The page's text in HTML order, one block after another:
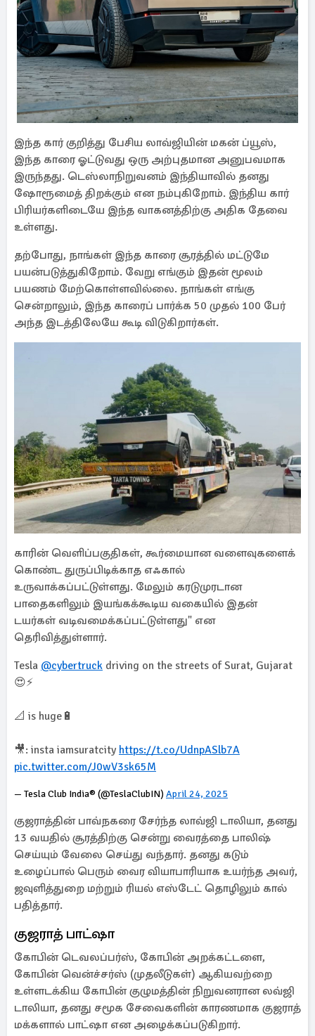
இந்த கார் குறித்து பேசிய லாவ்ஜியின் மகன் ப்யூஸ்,
இந்த காரை ஓட்டுவது ஒரு அற்புதமான அனுபவமாக
இருந்தது. டெஸ்லாநிறுவனம் இந்தியாவில் தனது
ஷோரூமைத் திறக்கும் என நம்புகிறோம். இந்திய கார்
பிரியர்களிடையே இந்த வாகனத்திற்கு அதிக தேவை
உள்ளது.
தற்போது, ​​நாங்கள் இந்த காரை சூரத்தில் மட்டுமே
பயன்படுத்துகிறோம். வேறு எங்கும் இதன் மூலம்
பயணம் மேற்கொள்ளவில்லை. நாங்கள் எங்கு
சென்றாலும், இந்த காரைப் பார்க்க 50 முதல் 100 பேர்
அந்த இடத்திலேயே கூடி விடுகிறார்கள்.
காரின் வெளிப்பகுதிகள், கூர்மையான வளைவுகளைக்
கொண்ட துருப்பிடிக்காத எஃகால்
உருவாக்கப்பட்டுள்ளது. மேலும் கரடுமுரடான
பாதைகளிலும் இயங்கக்கூடிய வகையில் இதன்
டயர்கள் வடிவமைக்கப்பட்டுள்ளது" என
தெரிவித்துள்ளார்.
Tesla @cybertruck driving on the streets of Surat, Gujarat
😍⚡
📐 is huge🔋
🎥: insta iamsuratcity https://t.co/UdnpASlb7A
pic.twitter.com/J0wV3sk65M
— Tesla Club India® (@TeslaClubIN) April 24, 2025
குஜராத்தின் பாவ்நகரை சேர்ந்த லாவ்ஜி டாலியா, தனது
13 வயதில் சூரத்திற்கு சென்று வைரத்தை பாலிஷ்
செய்யும் வேலை செய்து வந்தார். தனது கடும்
உழைப்பால் பெரும் வைர வியாபாரியாக உயர்ந்த அவர்,
ஜவுளித்துறை மற்றும் ரியல் எஸ்டேட் தொழிலும் கால்
பதித்தார்.
குஜராத் பாட்ஷா
கோபின் டெவலப்பர்ஸ், கோபின் அறக்கட்டளை,
கோபின் வென்ச்சர்ஸ் (முதலீடுகள்) ஆகியவற்றை
உள்ளடக்கிய கோபின் குழுமத்தின் நிறுவனரான லவ்ஜி
டாலியா, தனது சமூக சேவைகளின் காரணமாக குஜராத்
மக்களால் பாட்ஷா என அழைக்கப்படுகிறார்.